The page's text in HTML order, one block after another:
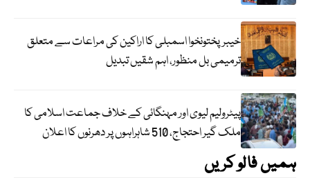
خیبرپختونخوا اسمبلی کا اراکین کی مراعات سے متعلق
ترمیمی بل منظور، اہم شقیں تبدیل
پیٹرولیم لیوی اور مہنگائی کے خلاف جماعت اسلامی کا
ملک گیر احتجاج، 510 شاہراہوں پر دھرنوں کا اعلان
ہمیں فالو کریں